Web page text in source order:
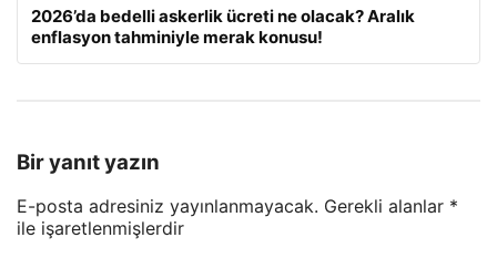
2026’da bedelli askerlik ücreti ne olacak? Aralık
enflasyon tahminiyle merak konusu!
Bir yanıt yazın
E-posta adresiniz yayınlanmayacak. Gerekli alanlar *
ile işaretlenmişlerdir